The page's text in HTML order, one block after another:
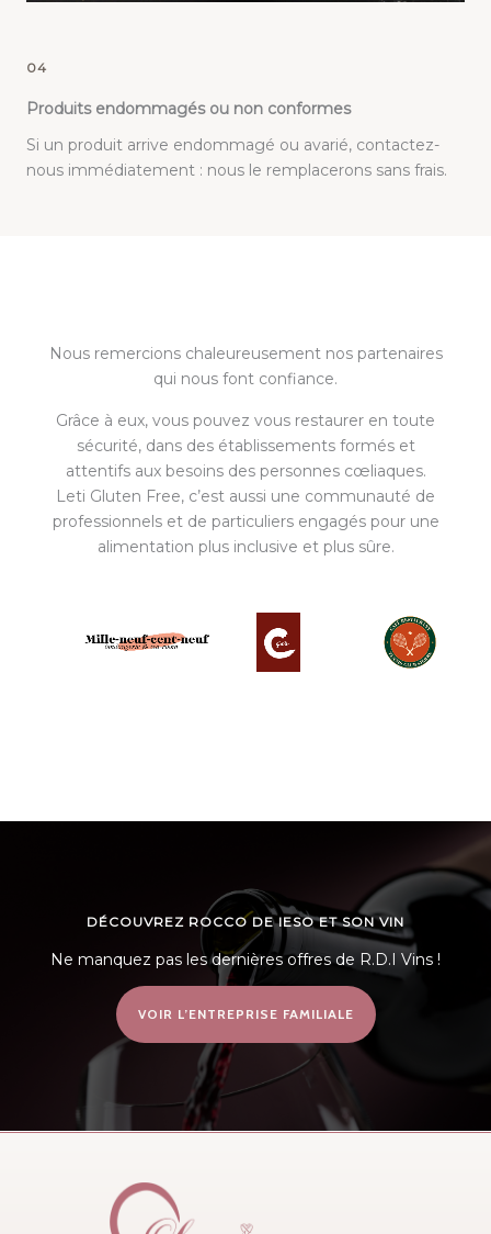
04
Produits endommagés ou non conformes
Si un produit arrive endommagé ou avarié, contactez-
nous immédiatement : nous le remplacerons sans frais.
Nous remercions chaleureusement nos partenaires
qui nous font confiance.
Grâce à eux, vous pouvez vous restaurer en toute
sécurité, dans des établissements formés et
attentifs aux besoins des personnes cœliaques.
Leti Gluten Free, c’est aussi une communauté de
professionnels et de particuliers engagés pour une
alimentation plus inclusive et plus sûre.
DÉCOUVREZ ROCCO DE IESO ET SON VIN
Ne manquez pas les dernières offres de R.D.I Vins !
VOIR L’ENTREPRISE FAMILIALE